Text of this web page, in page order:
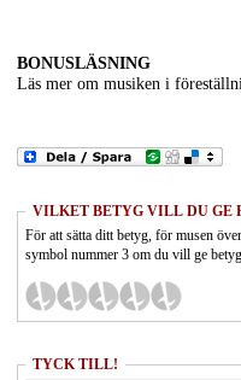
BONUSLÄSNING
Läs mer om musiken i
VILKET BETYG VILL DU GE
För att sätta ditt betyg, för musen
symbol nummer 3 om du vill ge
TYCK TILL!